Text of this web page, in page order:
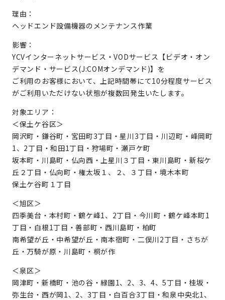
理由：
ヘッドエンド設備機器のメンテナンス作業
影響：
YCVインターネットサービス・VODサービス【ビデオ・オン
デマンド・サービス(J:COMオンデマンド)】を
ご利用のお客様において、上記時間帯にて10分程度サービス
がご利用いただけない状態が複数回発生いたします。
対象エリア：
＜保土ケ谷区＞
岡沢町・鎌谷町・宮田町3丁目・星川3丁目・川辺町・峰岡町
1、2丁目・和田1丁目・狩場町・瀬戸ケ町
坂本町・川島町・仏向西・上星川３丁目・東川島町・新桜ケ
丘２丁目・仏向町・権太坂１、２、３丁目・境木本町
保土ケ谷町１丁目
＜旭区＞
四季美台・本村町・鶴ケ峰1、2丁目・今川町・鶴ケ峰本町1
丁目・白根1丁目・善部町・西川島町・柏町
南希望が丘・中希望が丘・南本宿町・二俣川2丁目・さちが
丘・万騎が原・川島町・桐が作
＜泉区＞
岡津町・新橋町・池の谷・緑園1、2、3、4、5丁目・桂坂・
弥生台・西が岡1、2、3丁目・白百合3丁目・和泉中央北1、